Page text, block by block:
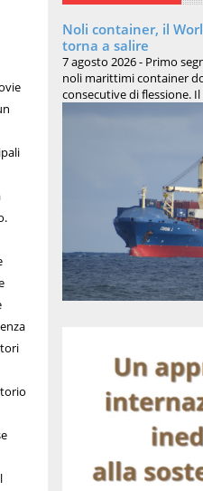
Noli container, il
torna a salire
7 agosto 2026 - Primo
noli marittimi container
consecutive di flessione.